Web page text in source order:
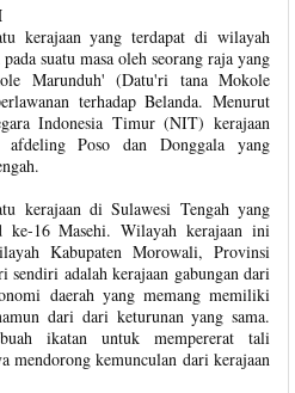
kerajaan yang terdapat di wilayah
suatu masa oleh seorang raja yang
Marunduh' (Datu'ri tana Mokole
terhadap Belanda. Menurut
Indonesia Timur (NIT) kerajaan
Poso dan Donggala yang
kerajaan di Sulawesi Tengah yang
ke-16 Masehi. Wilayah kerajaan ini
Kabupaten Morowali, Provinsi
sendiri adalah kerajaan gabungan dari
daerah yang memang memiliki
dari dari keturunan yang sama.
ikatan untuk mempererat tali
mendorong kemunculan dari kerajaan